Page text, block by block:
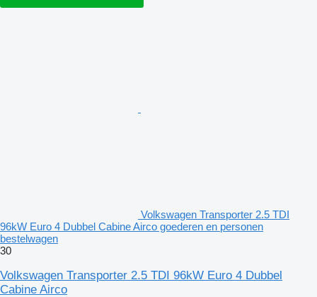
Volkswagen Transporter 2.5 TDI
96kW Euro 4 Dubbel Cabine Airco goederen en personen
bestelwagen
30
Volkswagen Transporter 2.5 TDI 96kW Euro 4 Dubbel
Cabine Airco